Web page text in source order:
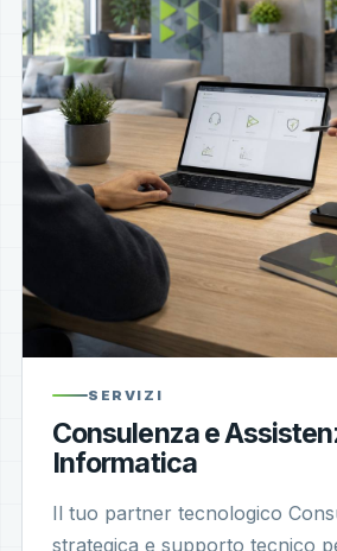
SERVIZI
Consulenza e
Informatica
Il tuo partner tecnologico
strategica e supporto tecnico